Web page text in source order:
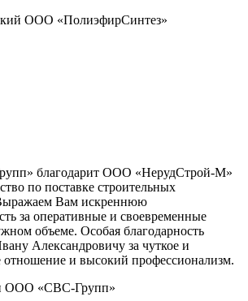
ООО «ПолиэфирСинтез»
благодарит ООО «НерудСтрой-М»
по поставке строительных
Вам искреннюю
за оперативные и своевременные
объеме. Особая благодарность
Александровичу за чуткое и
отношение и высокий профессионализм.
ООО «СВС-Групп»